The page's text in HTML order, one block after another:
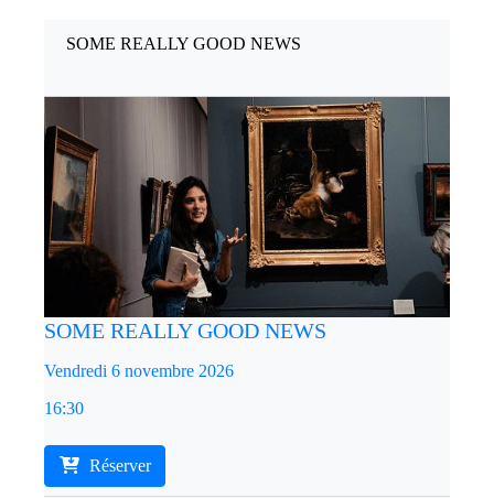
SOME REALLY GOOD NEWS
SOME REALLY GOOD NEWS
Vendredi 6 novembre 2026
16:30
Réserver